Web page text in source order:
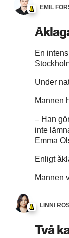
EMIL
En
Under
Mannen
– Han
inte
Emma
Enligt
Mannen
LINNI
Två